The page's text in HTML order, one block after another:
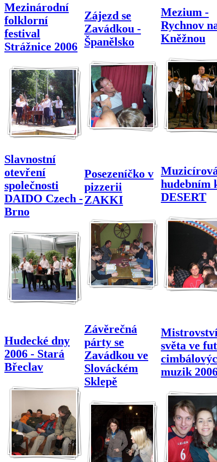
Mezinárodní
folklorní
festival
Strážnice 2006
Zájezd se
Zavádkou -
Španělsko
Mezium -
Rychnov
Kněžnou
Slavnostní
otevření
společnosti
DAIDO Czech -
Brno
Posezeníčko v
pizzerii
ZAKKI
hudebním
DESERT
Hudecké dny
2006 - Stará
Břeclav
Závěrečná
párty se
Zavádkou ve
Slováckém
Sklepě
světa ve
muzik